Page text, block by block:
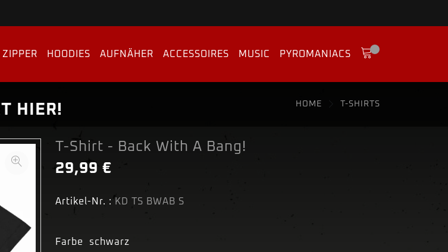
ZIPPER HOODIES AUFNÄHER ACCESSOIRES MUSIC PYROMANIACS
HIER! HOME T-SHIRTS
T-Shirt - Back With A Bang!
29,99 €
Artikel-Nr. : KD TS BWAB S
Farbe schwarz